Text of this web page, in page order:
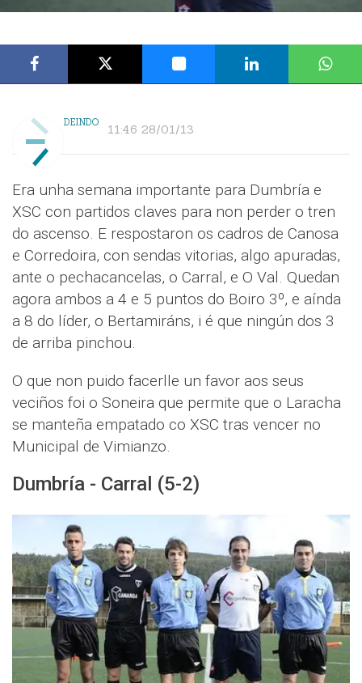
DEINDO 11:46 28/01/13
Era unha semana importante para Dumbría e
XSC con partidos claves para non perder o tren
do ascenso. E respostaron os cadros de Canosa
e Corredoira, con sendas vitorias, algo apuradas,
ante o pechacancelas, o Carral, e O Val. Quedan
agora ambos a 4 e 5 puntos do Boiro 3º, e aínda
a 8 do líder, o Bertamiráns, i é que ningún dos 3
de arriba pinchou.
O que non puido facerlle un favor aos seus
veciños foi o Soneira que permite que o Laracha
se manteña empatado co XSC tras vencer no
Municipal de Vimianzo.
Dumbría - Carral (5-2)